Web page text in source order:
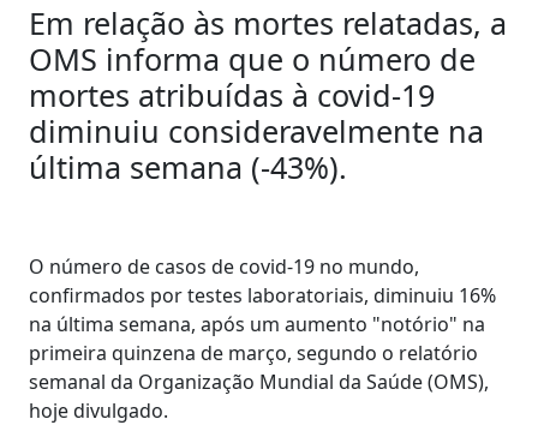
Em relação às mortes relatadas, a
OMS informa que o número de
mortes atribuídas à covid-19
diminuiu consideravelmente na
última semana (-43%).
O número de casos de covid-19 no mundo,
confirmados por testes laboratoriais, diminuiu 16%
na última semana, após um aumento "notório" na
primeira quinzena de março, segundo o relatório
semanal da Organização Mundial da Saúde (OMS),
hoje divulgado.